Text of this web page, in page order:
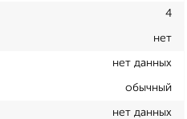
4
нет
нет данных
обычный
нет данных